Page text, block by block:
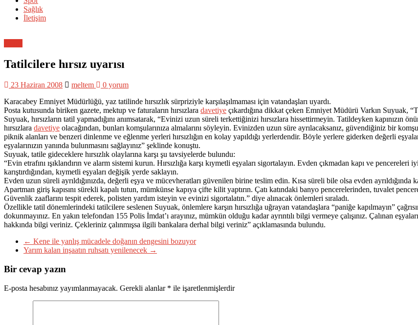
Sağlık
İletişim
Tatilcilere hırsız uyarısı
23 Haziran 2008 meltem
0 yorum
Karacabey Emniyet Müdürlüğü, yaz tatilinde hırsızlık sürpriziyle karşılaşılmaması için vatandaşları uyardı.
Posta kutusunda biriken gazete, mektup ve faturaların hırsızlara davetiye çıkardığına dikkat çeken Emniyet Müdürü Varkın Suyuak,
Suyuak, hırsızların tatil yapmadığını anımsatarak, “Evinizi uzun süreli terkettiğinizi hırsızlara hissettirmeyin. Tatildeyken kapınızın
hırsızlara davetiye olacağından, bunları komşularınıza almalarını söyleyin. Evinizden uzun süre ayrılacaksanız, güvendiğiniz bir
piknik alanları ve benzeri dinlenme ve eğlenme yerleri hırsızlığın en kolay yapıldığı yerlerdendir. Böyle yerlere giderken değerli
eşyalarınızın yanında bulunmasını sağlayınız” şeklinde konuştu.
Suyuak, tatile gideceklere hırsızlık olaylarına karşı şu tavsiyelerde bulundu:
“Evin etrafını ışıklandırın ve alarm sistemi kurun. Hırsızlığa karşı kıymetli eşyaları sigortalayın. Evden çıkmadan kapı ve
karıştırdığından, kıymetli eşyaları değişik yerde saklayın.
Evden uzun süreli ayrıldığınızda, değerli eşya ve mücevheratları güvenilen birine teslim edin. Kısa süreli bile olsa evden
Apartman giriş kapısını sürekli kapalı tutun, mümkünse kapıya çifte kilit yaptırın. Çatı katındaki banyo pencerelerinden, tuvalet
Güvenlik zaaflarını tespit ederek, polisten yardım isteyin ve evinizi sigortalatın.” diye alınacak önlemleri sıraladı.
Özellikle tatil dönemlerindeki tatilcilere seslenen Suyuak, önlemlere karşın hırsızlığa uğrayan vatandaşlara “paniğe kapılmayın”
dokunmayınız. En yakın telefondan 155 Polis İmdat’ı arayınız, mümkün olduğu kadar ayrıntılı bilgi vermeye çalışınız. Çalınan
hakkında bilgi veriniz. Çekleriniz çalınmışsa ilgili bankalara derhal bilgi veriniz” açıklamasında bulundu.
← Kene ile yanlış mücadele doğanın dengesini bozuyor
Yarım kalan inşaatın ruhsatı yenilenecek →
Bir cevap yazın
E-posta hesabınız yayımlanmayacak. Gerekli alanlar * ile işaretlenmişlerdir